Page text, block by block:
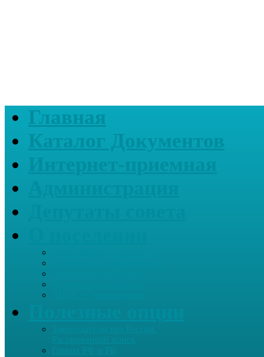
Главная
Каталог Документов